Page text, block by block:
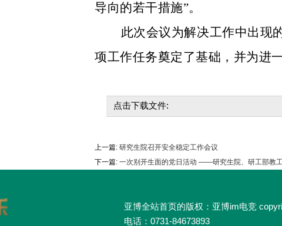
导向的若干措施”。
此次会议为解决工作中出现
项工作任务奠定了基础，并为进
点击下载文件:
上一篇: 研究生院召开安全稳定工作会议
下一篇: 一次别开生面的党日活动 ——研究生院、研工部教
亚博全站首页的版权：亚博im电竞
电话：0731-84673893